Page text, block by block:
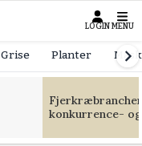
LOGIN MENU
Grise Planter
konkurrence-